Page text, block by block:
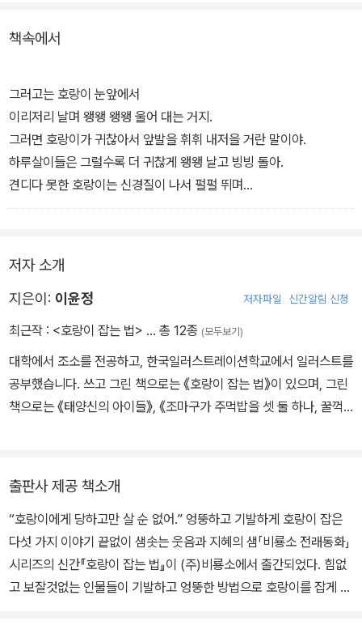
할머니가 손자들에게 들려주는 듯한 입말과 리듬, 가락을 살려 반복
를 각각 3장면으로 재구성하여 이야기 전개가 빨라 지루할 틈이 없는
책이다.
책속에서
그러고는 호랑이 눈앞에서
이리저리 날며 왱왱 왱왱 울어 대는 거지.
그러면 호랑이가 귀찮아서 앞발을 휘휘 내저을 거란 말이야.
하루살이들은 그럴수록 더 귀찮게 왱왱 날고 빙빙 돌아.
견디다 못한 호랑이는 신경질이 나서 펄펄 뛰며
하루살이들한테 덤벼드는 거야.
저자 소개
지은이: 이윤정 저자파일 신간알림 신청
최근작 : <호랑이 잡는 법> … 총 12종 (모두보기)
대학에서 조소를 전공하고, 한국일러스트레이션학교에서 일러스트를
공부했습니다. 쓰고 그린 책으로는 《호랑이 잡는 법》이 있으며, 그린
책으로는 《태양신의 아이들》, 《조마구가 주먹밥을 셋 둘 하나, 꿀꺽!》
출판사 제공 책소개
“호랑이에게 당하고만 살 순 없어.” 엉뚱하고 기발하게 호랑이 잡은
다섯 가지 이야기 끝없이 샘솟는 웃음과 지혜의 샘「비룡소 전래동화」
시리즈의 신간『호랑이 잡는 법』이 (주)비룡소에서 출간되었다. 힘없
고 보잘것없는 인물들이 기발하고 엉뚱한 방법으로 호랑이를 잡게 된